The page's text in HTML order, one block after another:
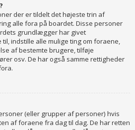
der er tildelt det højeste trin af
alle fora på boardet. Disse personer
grundlægger har givet
indstille alle mulige ting om foraene,
af bestemte brugere, tilføje
osv. De har også samme rettigheder
(eller grupper af personer) hvis
af foraene fra dag til dag. De har retten